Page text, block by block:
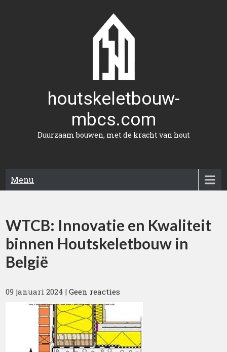
houtskeletbouw-
mbcs.com
Duurzaam bouwen, met de kracht van hout
Menu
WTCB: Innovatie en Kwaliteit
binnen Houtskeletbouw in
België
09 januari 2024 |Geen reacties